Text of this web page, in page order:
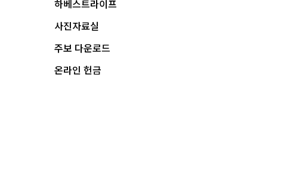
하베스트라이프
사진자료실
주보 다운로드
온라인 헌금